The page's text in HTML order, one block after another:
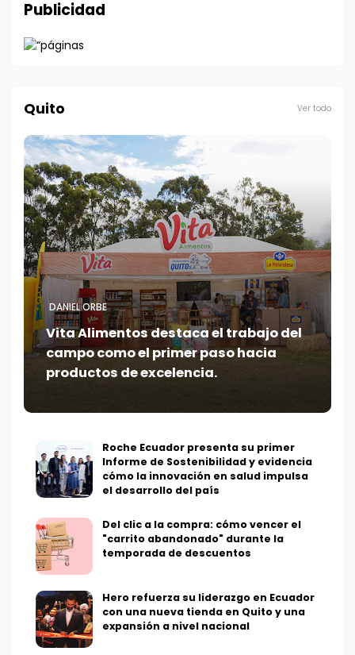
Publicidad
Quito Ver todo
DANIEL ORBE
Vita Alimentos destaca el trabajo del
campo como el primer paso hacia
productos de excelencia.
Roche Ecuador presenta su primer
Informe de Sostenibilidad y evidencia
cómo la innovación en salud impulsa
el desarrollo del país
Del clic a la compra: cómo vencer el
"carrito abandonado" durante la
temporada de descuentos
Hero refuerza su liderazgo en Ecuador
con una nueva tienda en Quito y una
expansión a nivel nacional